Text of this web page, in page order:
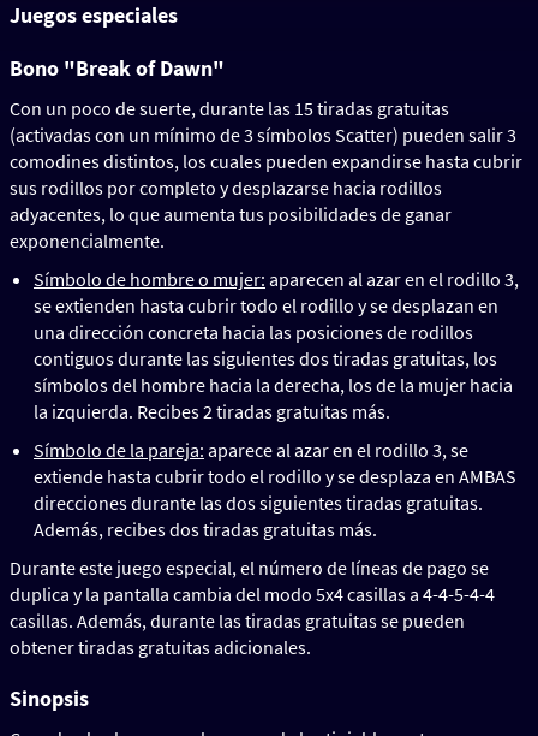
Juegos especiales
Bono "Break of Dawn"
Con un poco de suerte, durante las 15 tiradas gratuitas
(activadas con un mínimo de 3 símbolos Scatter) pueden salir 3
comodines distintos, los cuales pueden expandirse hasta cubrir
sus rodillos por completo y desplazarse hacia rodillos
adyacentes, lo que aumenta tus posibilidades de ganar
exponencialmente.
Símbolo de hombre o mujer: aparecen al azar en el rodillo 3,
se extienden hasta cubrir todo el rodillo y se desplazan en
una dirección concreta hacia las posiciones de rodillos
contiguos durante las siguientes dos tiradas gratuitas, los
símbolos del hombre hacia la derecha, los de la mujer hacia
la izquierda. Recibes 2 tiradas gratuitas más.
Símbolo de la pareja: aparece al azar en el rodillo 3, se
extiende hasta cubrir todo el rodillo y se desplaza en AMBAS
direcciones durante las dos siguientes tiradas gratuitas.
Además, recibes dos tiradas gratuitas más.
Durante este juego especial, el número de líneas de pago se
duplica y la pantalla cambia del modo 5x4 casillas a 4-4-5-4-4
casillas. Además, durante las tiradas gratuitas se pueden
obtener tiradas gratuitas adicionales.
Sinopsis